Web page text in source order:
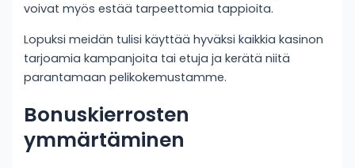
voivat myös estää tarpeettomia tappioita.
Lopuksi meidän tulisi käyttää hyväksi kaikkia kasinon
tarjoamia kampanjoita tai etuja ja kerätä niitä
parantamaan pelikokemustamme.
Bonuskierrosten
ymmärtäminen